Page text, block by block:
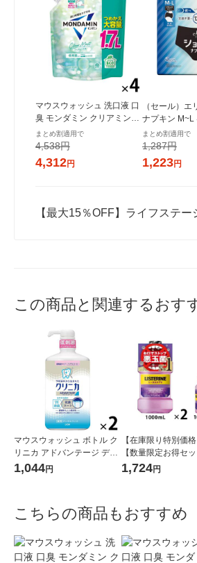
マウスウォッシュ 洗口液 口
臭 モンダミン クリアミント
つめかえ 大容量 1.7L 1セッ
ト（4個）低刺激タイプ 口臭
まとめ割適用で
4,538円
4,312円
（セール）エ
ナプキン M~L
用 ブラックカ
（4枚入×3パ
紙
まとめ割適用で
1,287円
1,223円
【最大15％OFF】ライフステー
この商品と関連するおす
マウスウォッシュ ボトル ク
リニカ アドバンテージ デン
タルリンス 低刺激タイプ ノ
1,044円
【在庫限り特別価格
【数量限定お得セ
ステリン トータルケ
1,724円
こちらの商品もおすすめ